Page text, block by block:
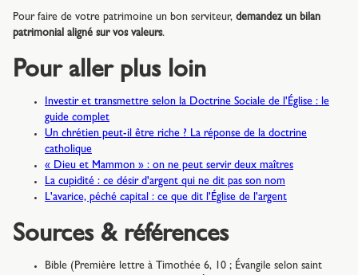
Pour faire de votre patrimoine un bon serviteur, demandez un bilan
patrimonial aligné sur vos valeurs.
Pour aller plus loin
Investir et transmettre selon la Doctrine Sociale de l'Église : le
guide complet
Un chrétien peut-il être riche ? La réponse de la doctrine
catholique
« Dieu et Mammon » : on ne peut servir deux maîtres
La cupidité : ce désir d'argent qui ne dit pas son nom
L'avarice, péché capital : ce que dit l'Église de l'argent
Sources & références
Bible (Première lettre à Timothée 6, 10 ; Évangile selon saint